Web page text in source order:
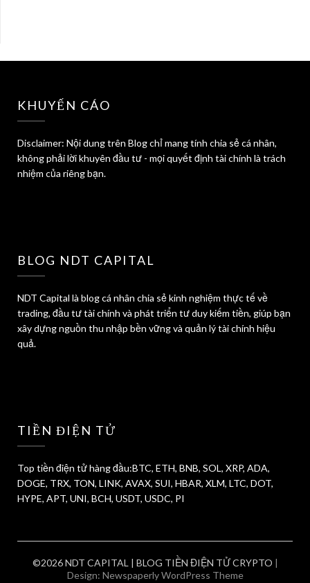
KHUYẾN CÁO
Disclaimer: Nội dung trên Blog chỉ mang tính chia sẻ cá nhân,
không phải lời khuyên đầu tư - mọi quyết định tài chính là trách
nhiệm của riêng bạn.
BLOG NDT CAPITAL
NDT Capital là blog cá nhân chia sẻ kinh nghiệm thực tế về
trading, đầu tư tài chính và phát triển tư duy kiếm tiền, giúp bạn
xây dựng nguồn thu nhập bền vững và quản lý tài chính hiệu
quả.
TIỀN ĐIỆN TỬ
Top tiền điện tử hàng đầu:BTC, ETH, BNB, SOL, XRP, ADA,
DOGE, TRX, TON, LINK, AVAX, SUI, HBAR, XLM, LTC, DOT,
HYPE, APT, UNI, BCH, USDT, USDC, PI
©2026 NDT CAPITAL | BLOG TIỀN ĐIỆN TỬ CRYPTO |
Design: Newspaperly WordPress Theme